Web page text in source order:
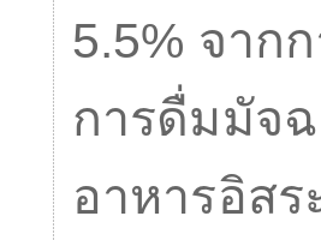
5.5% จาก
การดื่มมัจ
อาหารอิส